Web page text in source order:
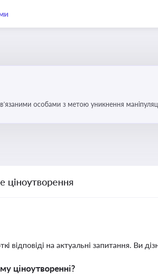
особами з метою уникнення
ціноутворення
відповіді на актуальні запитання. Ви
ціноутворенні?